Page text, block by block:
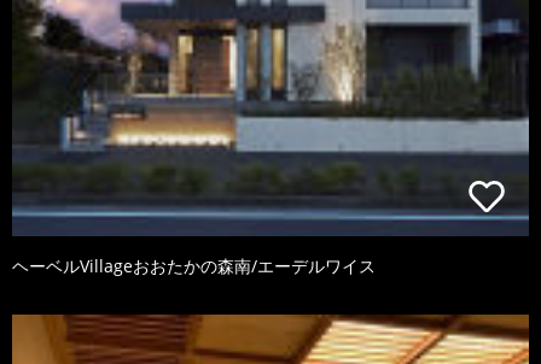
ヘーベルVillageおおたかの森南/エーデルワイス